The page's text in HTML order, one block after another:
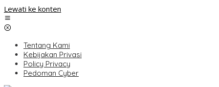
Lewati ke konten
Tentang Kami
Kebijakan Privasi
Policy Privacy
Pedoman Cyber